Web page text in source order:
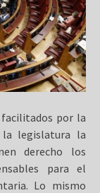
por la
la legislatura la
derecho los
para el
Lo mismo